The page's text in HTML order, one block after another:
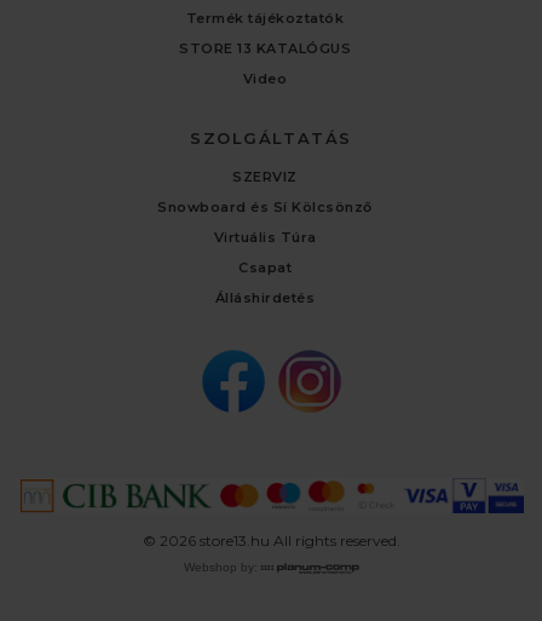
Termék tájékoztatók
STORE 13 KATALÓGUS
Video
SZOLGÁLTATÁS
SZERVIZ
Snowboard és Sí Kölcsönző
Virtuális Túra
Csapat
Álláshirdetés
© 2026 store13.hu All rights reserved.
Webshop by: